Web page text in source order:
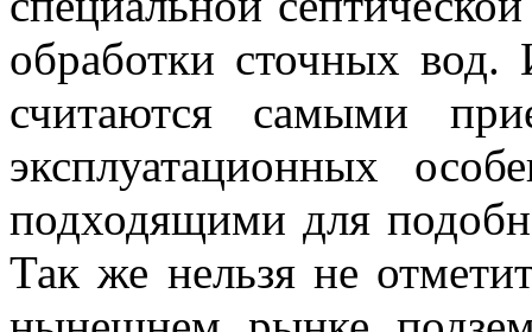
обработки сточных вод.
считаются самыми
эксплуатационных
подходящими для
Так же нельзя не